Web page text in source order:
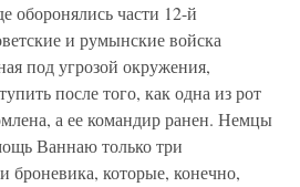
оборонялись части 12-й
и румынские войска
под угрозой окружения,
после того, как одна из рот
а ее командир ранен. Немцы
Ваннаю только три
которые, конечно,